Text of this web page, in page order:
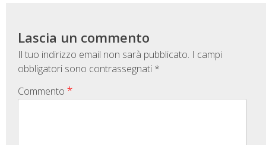
Lascia un commento
Il tuo indirizzo email non sarà pubblicato. I campi
obbligatori sono contrassegnati *
Commento *